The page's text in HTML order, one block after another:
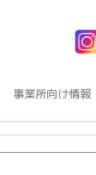
事業所向け情報